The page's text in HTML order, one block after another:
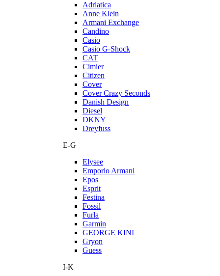
Adriatica
Anne Klein
Armani Exchange
Candino
Casio
Casio G-Shock
CAT
Cimier
Citizen
Cover
Cover Crazy Seconds
Danish Design
Diesel
DKNY
Dreyfuss
E-G
Elysee
Emporio Armani
Epos
Esprit
Festina
Fossil
Furla
Garmin
GEORGE KINI
Gryon
Guess
I-K